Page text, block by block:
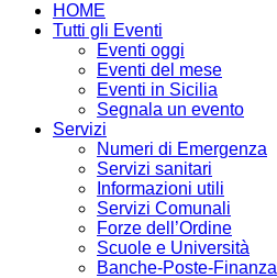
HOME
Tutti gli Eventi
Eventi oggi
Eventi del mese
Eventi in Sicilia
Segnala un evento
Servizi
Numeri di Emergenza
Servizi sanitari
Informazioni utili
Servizi Comunali
Forze dell’Ordine
Scuole e Università
Banche-Poste-Finanza